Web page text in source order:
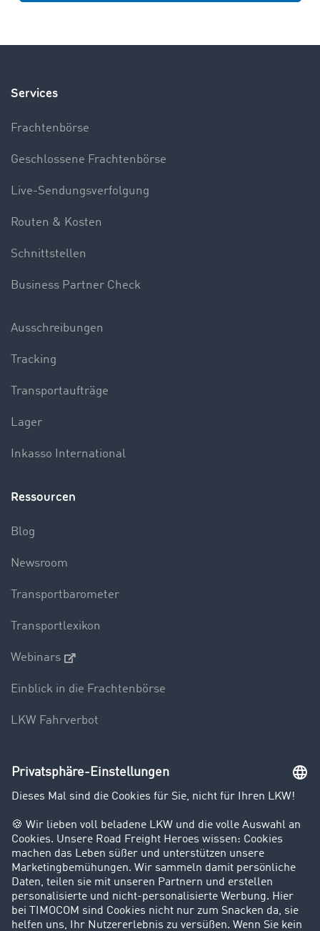
Services
Frachtenbörse
Geschlossene Frachtenbörse
Live-Sendungsverfolgung
Routen & Kosten
Schnittstellen
Business Partner Check
Ausschreibungen
Tracking
Transportaufträge
Lager
Inkasso International
Ressourcen
Blog
Newsroom
Transportbarometer
Transportlexikon
Webinars
Einblick in die Frachtenbörse
LKW Fahrverbot
Unternehmen
Kunden werben Kunden
Success Stories
Karriere
Support